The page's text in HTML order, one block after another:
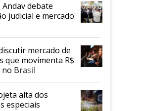
debate
judicial e mercado
mercado de
que movimenta R$
Brasil
alta dos
especiais